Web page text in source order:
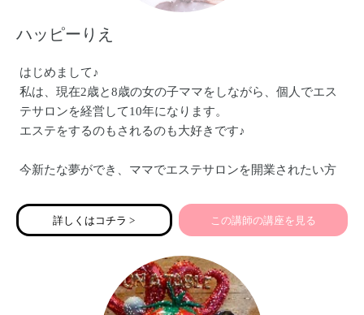
ハッピーりえ
はじめまして♪
私は、現在2歳と8歳の女の子ママをしながら、個人でエス
テサロンを経営して10年になります。
エステをするのもされるのも大好きです♪
今新たな夢ができ、ママでエステサロンを開業されたい方
ママの可能性をもっともっと広げてほしい！
ママだからできないんじゃなくて、ママだからこそできる♪
現在【服部恵健康エステ学園のトレーナー】として講師業
詳しくはコチラ > この講師の講座を見る